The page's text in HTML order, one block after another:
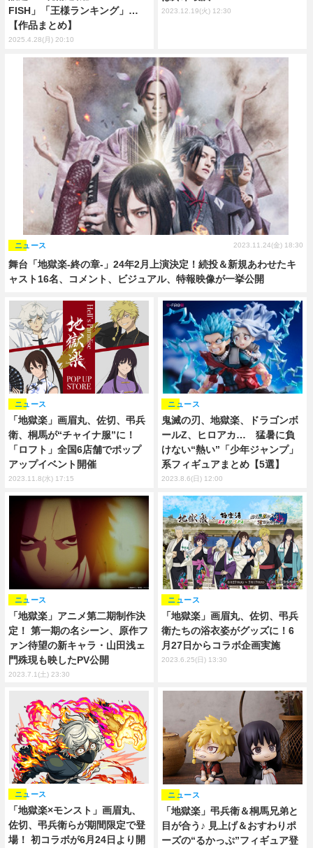
FISH」「王様ランキング」…
【作品まとめ】
2025.4.28(月) 20:10
2023.12.19(火) 12:30
舞台「地獄楽-終の章-」24年2月上演決定！続投＆新規あわせたキ
ャスト16名、コメント、ビジュアル、特報映像が一挙公開
ニュース 2023.11.24(金) 18:30
「地獄楽」画眉丸、佐切、弔兵
衛、桐馬が“チャイナ服”に！
「ロフト」全国6店舗でポップ
アップイベント開催
ニュース
2023.11.8(水) 17:15
鬼滅の刃、地獄楽、ドラゴンボ
ールZ、ヒロアカ… 猛暑に負
けない“熱い”「少年ジャンプ」
系フィギュアまとめ【5選】
ニュース
2023.8.6(日) 12:00
「地獄楽」アニメ第二期制作決
定！ 第一期の名シーン、原作フ
ァン待望の新キャラ・山田浅ェ
門殊現も映したPV公開
ニュース
2023.7.1(土) 23:30
「地獄楽」画眉丸、佐切、弔兵
衛たちの浴衣姿がグッズに！6
月27日からコラボ企画実施
ニュース
2023.6.25(日) 13:30
「地獄楽×モンスト」画眉丸、
佐切、弔兵衛らが期間限定で登
場！ 初コラボが6月24日より開
ニュース
「地獄楽」弔兵衛＆桐馬兄弟と
目が合う♪ 見上げ＆おすわりポ
ーズの“るかっぷ”フィギュア登
ニュース